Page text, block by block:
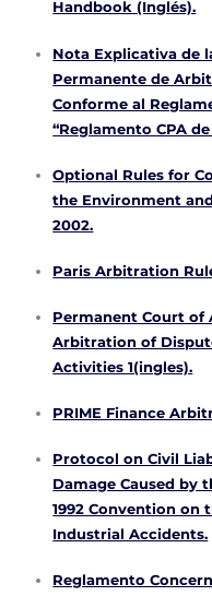
Handbook (Inglés).
Nota Explicativa de
Permanente de
Conforme al
“Reglamento CPA de
Optional Rules for
the Environment
2002.
Paris Arbitration
Permanent Court of
Arbitration of
Activities 1(ingles).
PRIME Finance
Protocol on Civil
Damage Caused by
1992 Convention on
Industrial Accidents.
Reglamento